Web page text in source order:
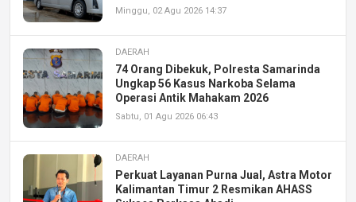
Minggu, 02 Agu 2026 14:37
DAERAH
74 Orang Dibekuk, Polresta Samarinda
Ungkap 56 Kasus Narkoba Selama
Operasi Antik Mahakam 2026
Sabtu, 01 Agu 2026 06:43
DAERAH
Perkuat Layanan Purna Jual, Astra Motor
Kalimantan Timur 2 Resmikan AHASS